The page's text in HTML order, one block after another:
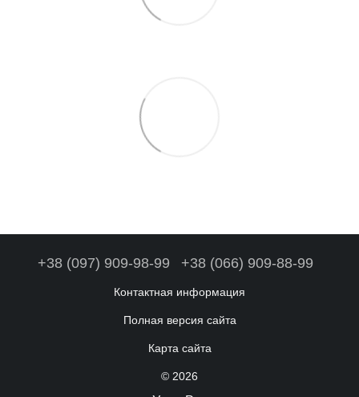
+38 (097) 909-98-99 +38 (066) 909-88-99
Контактная информация
Полная версия сайта
Карта сайта
© 2026